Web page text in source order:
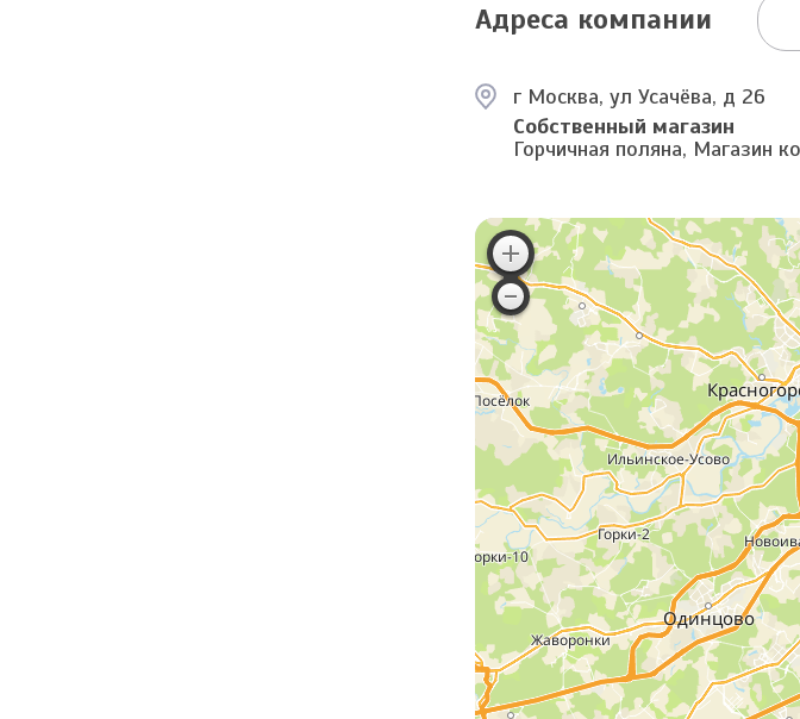
Адреса компании
г Москва, ул Усачёва, д 26
Собственный магазин
Горчичная поляна, Магазин